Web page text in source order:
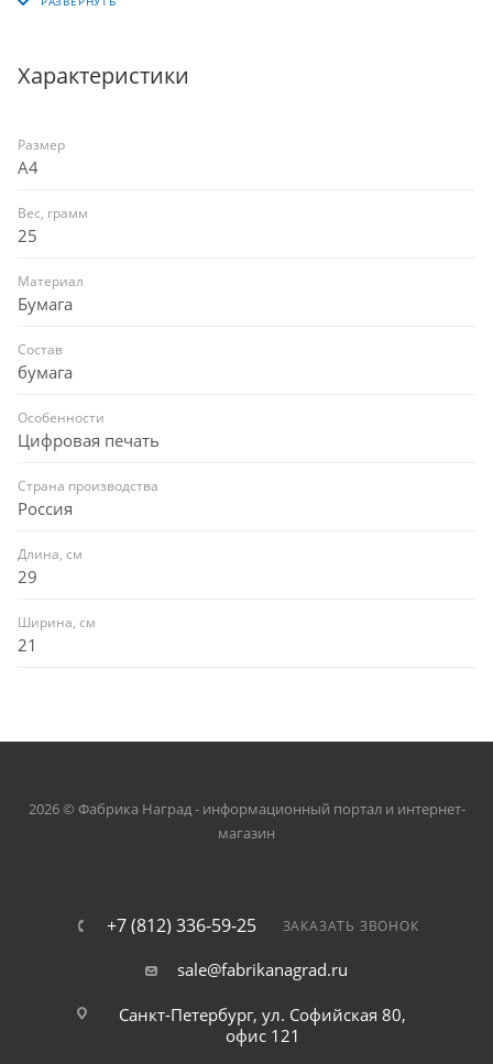
герб ПФР, изготовленный из золотистого
гравировкой.
Характеристики
Размер
A4
Вес, грамм
25
Материал
Бумага
Состав
бумага
Особенности
Цифровая печать
Страна производства
Россия
Длина, см
29
Ширина, см
21
2026 © Фабрика Наград - информационный портал и интернет-
магазин
+7 (812) 336-59-25 ЗАКАЗАТЬ ЗВОНОК
sale@fabrikanagrad.ru
Санкт-Петербург, ул. Софийская 80,
офис 121